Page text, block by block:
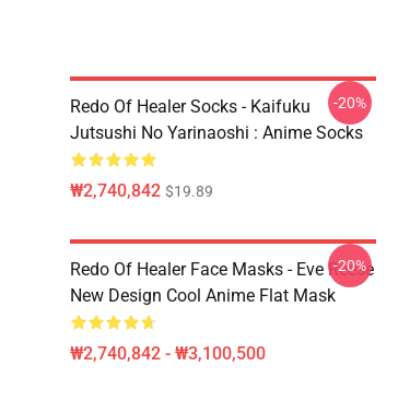
Redo Of Healer Socks - Kaifuku
Jutsushi No Yarinaoshi : Anime Socks
₩2,740,842 $19.89
-20%
Redo Of Healer Face Masks - Eve Reese
New Design Cool Anime Flat Mask
₩2,740,842 - ₩3,100,500
-20%